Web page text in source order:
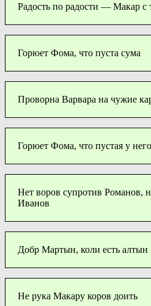
Радость по радости — Макар с
Горюет Фома, что пуста сума
Проворна Варвара на чужие
Горюет Фома, что пустая у
Нет воров супротив Романов,
Иванов
Добр Мартын, коли есть алтын
Не рука Макару коров доить